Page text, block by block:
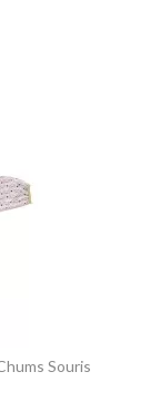
Souris